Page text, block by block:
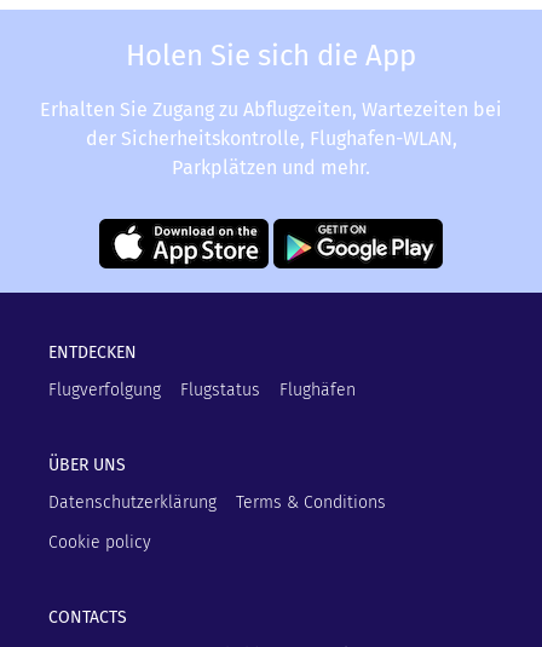
Holen Sie sich die App
Erhalten Sie Zugang zu Abflugzeiten, Wartezeiten bei
der Sicherheitskontrolle, Flughafen-WLAN,
Parkplätzen und mehr.
ENTDECKEN
Flugverfolgung
Flugstatus Flughäfen
ÜBER UNS
Datenschutzerklärung
Terms & Conditions
Cookie policy
CONTACTS